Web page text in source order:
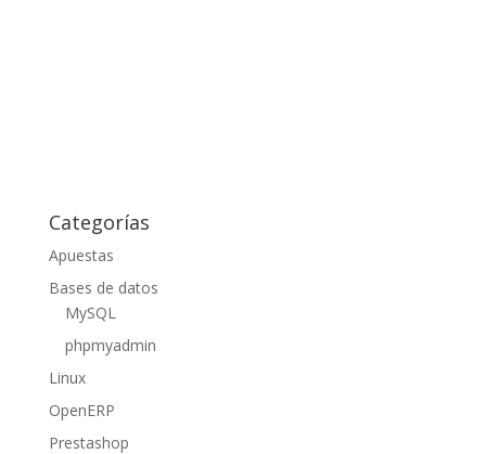
Categorías
Apuestas
Bases de datos
MySQL
phpmyadmin
Linux
OpenERP
Prestashop